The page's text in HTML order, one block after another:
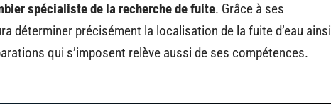
spécialiste de la recherche de fuite. Grâce à ses
déterminer précisément la localisation de la fuite d’eau ainsi
qui s’imposent relève aussi de ses compétences.